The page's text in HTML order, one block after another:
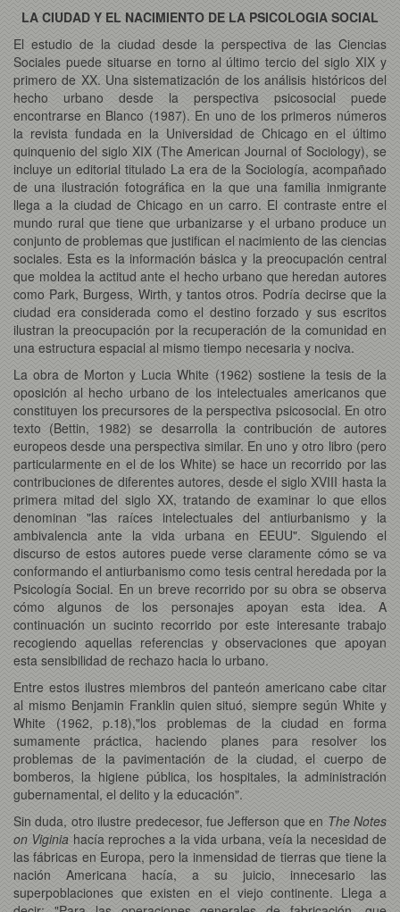
LA CIUDAD Y EL NACIMIENTO DE LA PSICOLOGIA SOCIAL
El estudio de la ciudad desde la perspectiva de las Ciencias
Sociales puede situarse en torno al último tercio del siglo XIX y
primero de XX. Una sistematización de los análisis históricos del
hecho urbano desde la perspectiva psicosocial puede
encontrarse en Blanco (1987). En uno de los primeros números
la revista fundada en la Universidad de Chicago en el último
quinquenio del siglo XIX (The American Journal of Sociology), se
incluye un editorial titulado La era de la Sociología, acompañado
de una ilustración fotográfica en la que una familia inmigrante
llega a la ciudad de Chicago en un carro. El contraste entre el
mundo rural que tiene que urbanizarse y el urbano produce un
conjunto de problemas que justifican el nacimiento de las ciencias
sociales. Esta es la información básica y la preocupación central
que moldea la actitud ante el hecho urbano que heredan autores
como Park, Burgess, Wirth, y tantos otros. Podría decirse que la
ciudad era considerada como el destino forzado y sus escritos
ilustran la preocupación por la recuperación de la comunidad en
una estructura espacial al mismo tiempo necesaria y nociva.
La obra de Morton y Lucia White (1962) sostiene la tesis de la
oposición al hecho urbano de los intelectuales americanos que
constituyen los precursores de la perspectiva psicosocial. En otro
texto (Bettin, 1982) se desarrolla la contribución de autores
europeos desde una perspectiva similar. En uno y otro libro (pero
particularmente en el de los White) se hace un recorrido por las
contribuciones de diferentes autores, desde el siglo XVIII hasta la
primera mitad del siglo XX, tratando de examinar lo que ellos
denominan "las raíces intelectuales del antiurbanismo y la
ambivalencia ante la vida urbana en EEUU". Siguiendo el
discurso de estos autores puede verse claramente cómo se va
conformando el antiurbanismo como tesis central heredada por la
Psicología Social. En un breve recorrido por su obra se observa
cómo algunos de los personajes apoyan esta idea. A
continuación un sucinto recorrido por este interesante trabajo
recogiendo aquellas referencias y observaciones que apoyan
esta sensibilidad de rechazo hacia lo urbano.
Entre estos ilustres miembros del panteón americano cabe citar
al mismo Benjamin Franklin quien situó, siempre según White y
White (1962, p.18),"los problemas de la ciudad en forma
sumamente práctica, haciendo planes para resolver los
problemas de la pavimentación de la ciudad, el cuerpo de
bomberos, la higiene pública, los hospitales, la administración
gubernamental, el delito y la educación".
Sin duda, otro ilustre predecesor, fue Jefferson que en The Notes
on Viginia hacía reproches a la vida urbana, veía la necesidad de
las fábricas en Europa, pero la inmensidad de tierras que tiene la
nación Americana hacía, a su juicio, innecesario las
superpoblaciones que existen en el viejo continente. Llega a